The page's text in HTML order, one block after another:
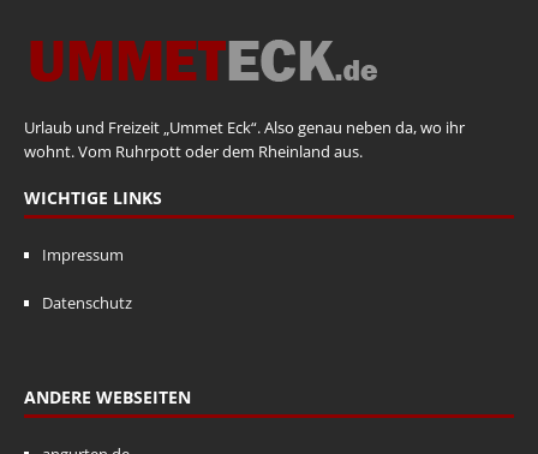
Urlaub und Freizeit „Ummet Eck“. Also genau neben da, wo ihr
wohnt. Vom Ruhrpott oder dem Rheinland aus.
WICHTIGE LINKS
Impressum
Datenschutz
ANDERE WEBSEITEN